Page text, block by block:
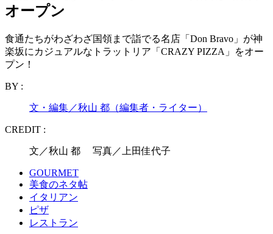
オープン
食通たちがわざわざ国領まで詣でる名店「Don Bravo」が神
楽坂にカジュアルなトラットリア「CRAZY PIZZA」をオー
プン！
BY :
文・編集／秋山 都（編集者・ライター）
CREDIT :
文／秋山 都 写真／上田佳代子
GOURMET
美食のネタ帖
イタリアン
ピザ
レストラン